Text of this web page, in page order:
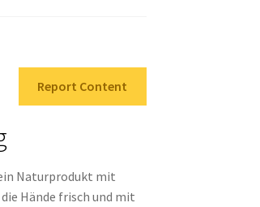
Report Content
Naturprodukt mit
Hände frisch und mit